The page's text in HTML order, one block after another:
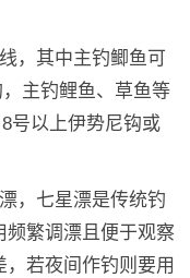
，其中主钓鲫鱼可
主钓鲤鱼、草鱼等
号以上伊势尼钩或
，七星漂是传统钓
频繁调漂且便于观察
若夜间作钓则要用